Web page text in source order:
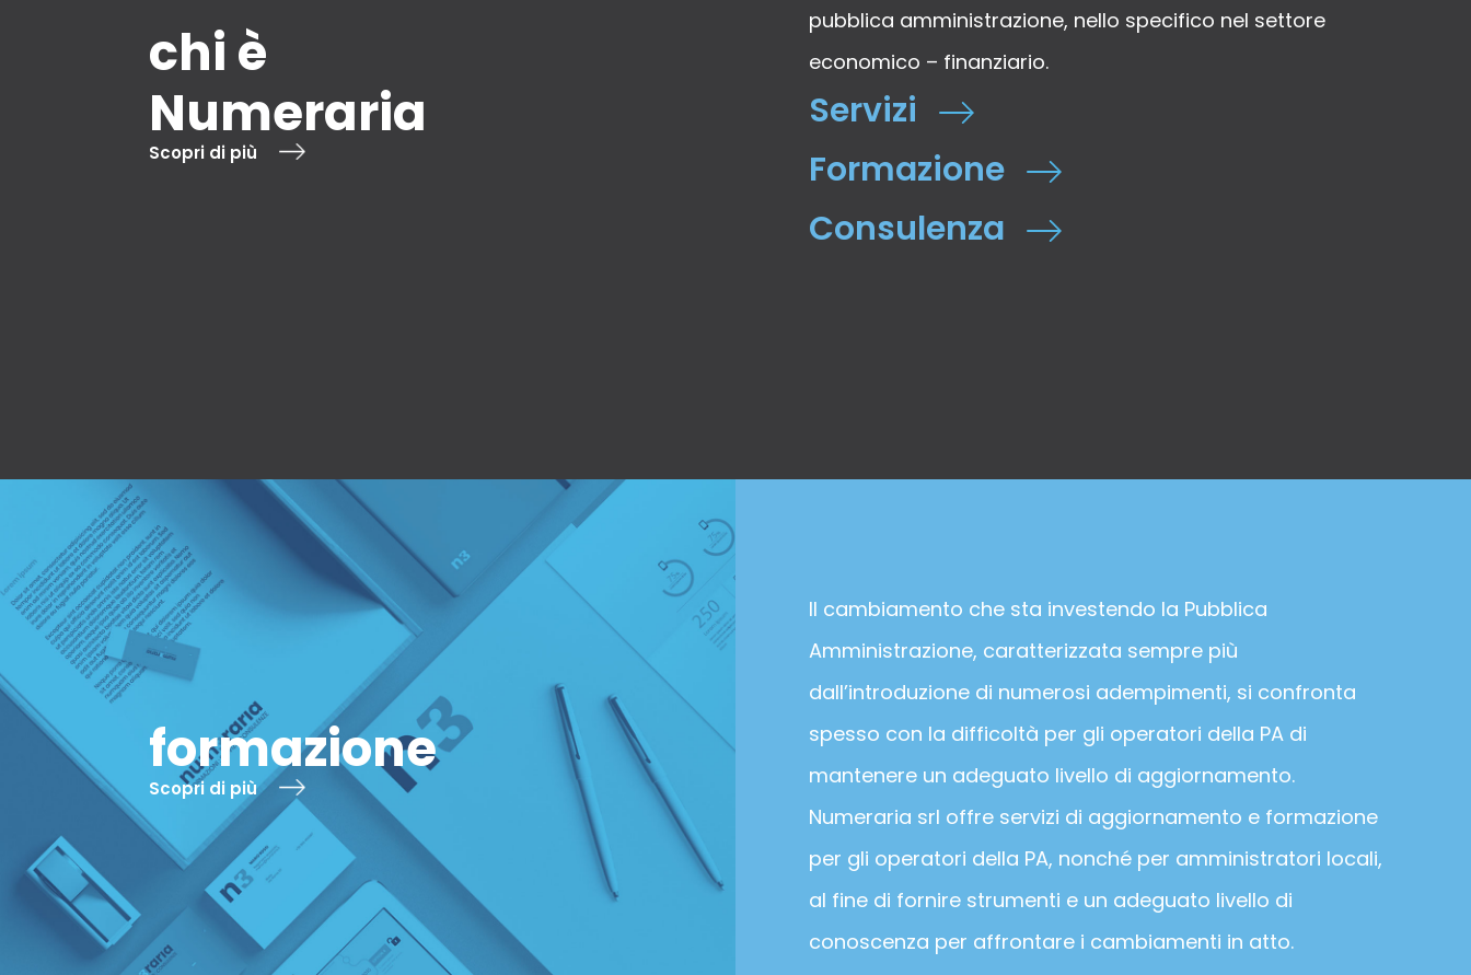
chi è
Numeraria
Scopri di più
pubblica amministrazione, nello specifico nel settore
economico – finanziario.
Servizi
Formazione
Consulenza
formazione
Scopri di più
Il cambiamento che sta investendo la Pubblica
Amministrazione, caratterizzata sempre più
dall’introduzione di numerosi adempimenti, si confronta
spesso con la difficoltà per gli operatori della PA di
mantenere un adeguato livello di aggiornamento.
Numeraria srl offre servizi di aggiornamento e formazione
per gli operatori della PA, nonché per amministratori locali,
al fine di fornire strumenti e un adeguato livello di
conoscenza per affrontare i cambiamenti in atto.